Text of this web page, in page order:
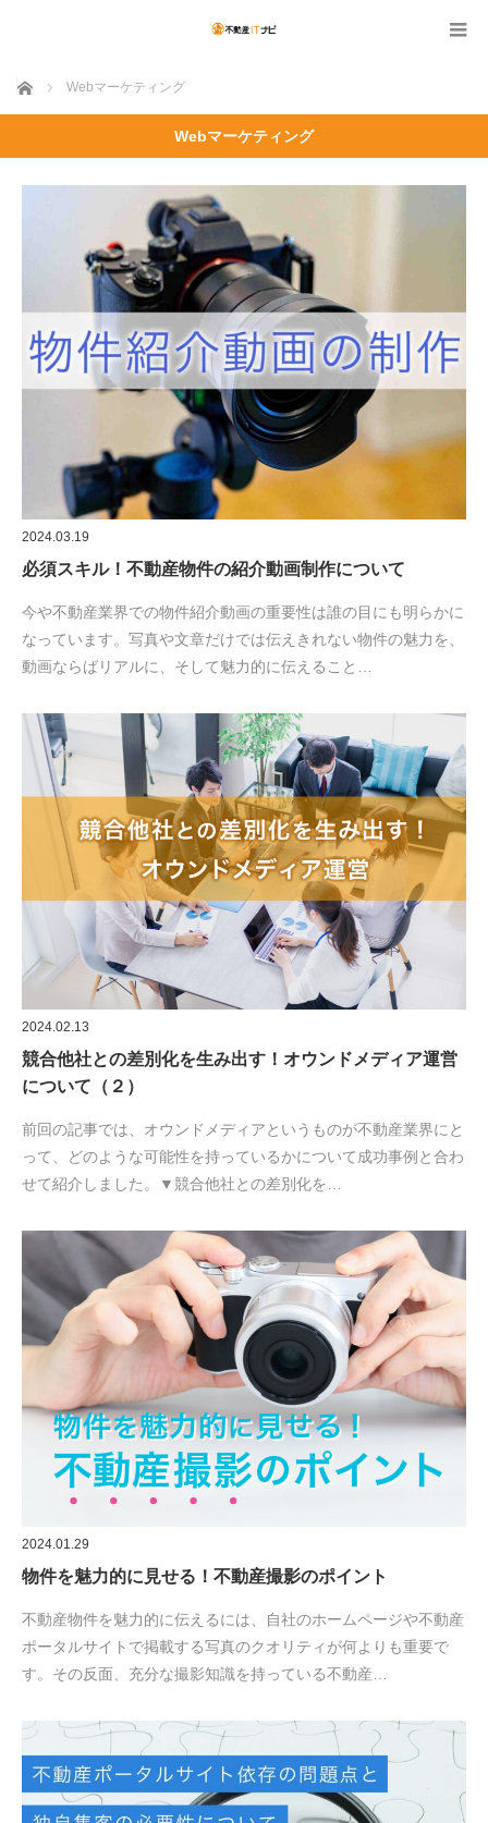
ホーム Webマーケティング
Webマーケティング
2024.03.19
必須スキル！不動産物件の紹介動画制作について
今や不動産業界での物件紹介動画の重要性は誰の目にも明らかに
なっています。写真や文章だけでは伝えきれない物件の魅力を、
動画ならばリアルに、そして魅力的に伝えること…
2024.02.13
競合他社との差別化を生み出す！オウンドメディア運営
について（２）
前回の記事では、オウンドメディアというものが不動産業界にと
って、どのような可能性を持っているかについて成功事例と合わ
せて紹介しました。▼競合他社との差別化を…
2024.01.29
物件を魅力的に見せる！不動産撮影のポイント
不動産物件を魅力的に伝えるには、自社のホームページや不動産
ポータルサイトで掲載する写真のクオリティが何よりも重要で
す。その反面、充分な撮影知識を持っている不動産…